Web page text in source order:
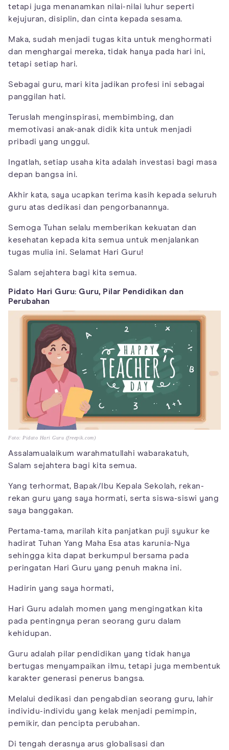
tetapi juga menanamkan nilai-nilai luhur seperti
kejujuran, disiplin, dan cinta kepada sesama.
Maka, sudah menjadi tugas kita untuk menghormati
dan menghargai mereka, tidak hanya pada hari ini,
tetapi setiap hari.
Sebagai guru, mari kita jadikan profesi ini sebagai
panggilan hati.
Teruslah menginspirasi, membimbing, dan
memotivasi anak-anak didik kita untuk menjadi
pribadi yang unggul.
Ingatlah, setiap usaha kita adalah investasi bagi masa
depan bangsa ini.
Akhir kata, saya ucapkan terima kasih kepada seluruh
guru atas dedikasi dan pengorbanannya.
Semoga Tuhan selalu memberikan kekuatan dan
kesehatan kepada kita semua untuk menjalankan
tugas mulia ini. Selamat Hari Guru!
Salam sejahtera bagi kita semua.
Pidato Hari Guru: Guru, Pilar Pendidikan dan
Perubahan
Foto: Pidato Hari Guru (freepik.com)
Assalamualaikum warahmatullahi wabarakatuh,
Salam sejahtera bagi kita semua.
Yang terhormat, Bapak/Ibu Kepala Sekolah, rekan-
rekan guru yang saya hormati, serta siswa-siswi yang
saya banggakan.
Pertama-tama, marilah kita panjatkan puji syukur ke
hadirat Tuhan Yang Maha Esa atas karunia-Nya
sehingga kita dapat berkumpul bersama pada
peringatan Hari Guru yang penuh makna ini.
Hadirin yang saya hormati,
Hari Guru adalah momen yang mengingatkan kita
pada pentingnya peran seorang guru dalam
kehidupan.
Guru adalah pilar pendidikan yang tidak hanya
bertugas menyampaikan ilmu, tetapi juga membentuk
karakter generasi penerus bangsa.
Melalui dedikasi dan pengabdian seorang guru, lahir
individu-individu yang kelak menjadi pemimpin,
pemikir, dan pencipta perubahan.
Di tengah derasnya arus globalisasi dan